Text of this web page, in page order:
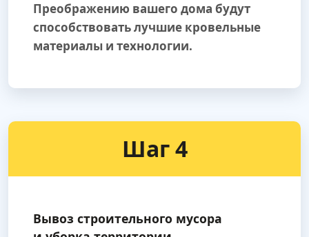
Преображению вашего дома будут
способствовать лучшие кровельные
материалы и технологии.
Шаг 4
Вывоз строительного мусора